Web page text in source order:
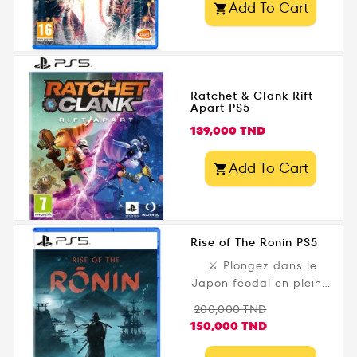
Add To Cart
Ratchet & Clank Rift
Apart PS5
Prix
139,000 TND
Add To Cart
Rise of The Ronin PS5
⚔️ Plongez dans le
Japon féodal en pleine
of the Ronin PS5 !
Développé par Team
Ninja et édité par Sony
Prix
de
200,000 TND
150,000 TND